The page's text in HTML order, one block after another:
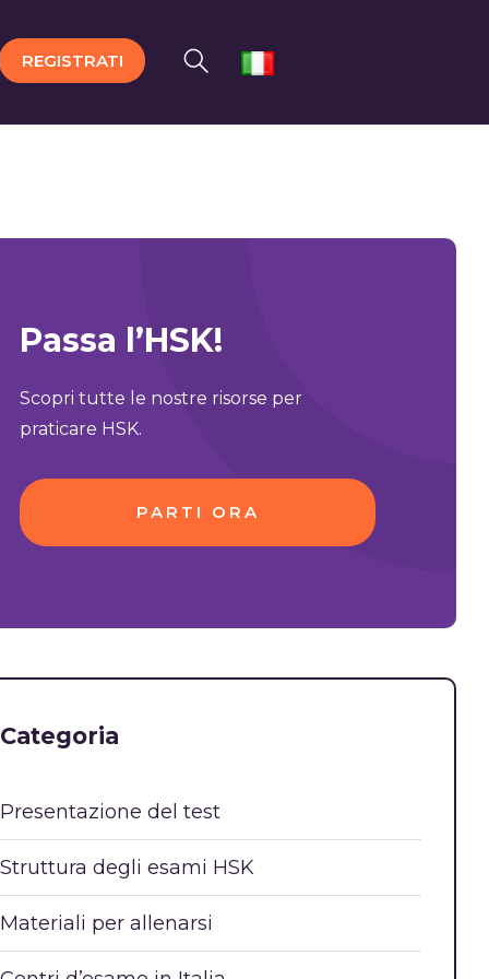
REGISTRATI
Passa l’HSK!
Scopri tutte le nostre risorse per
praticare HSK.
PARTI ORA
Categoria
Presentazione del test
Struttura degli esami HSK
Materiali per allenarsi